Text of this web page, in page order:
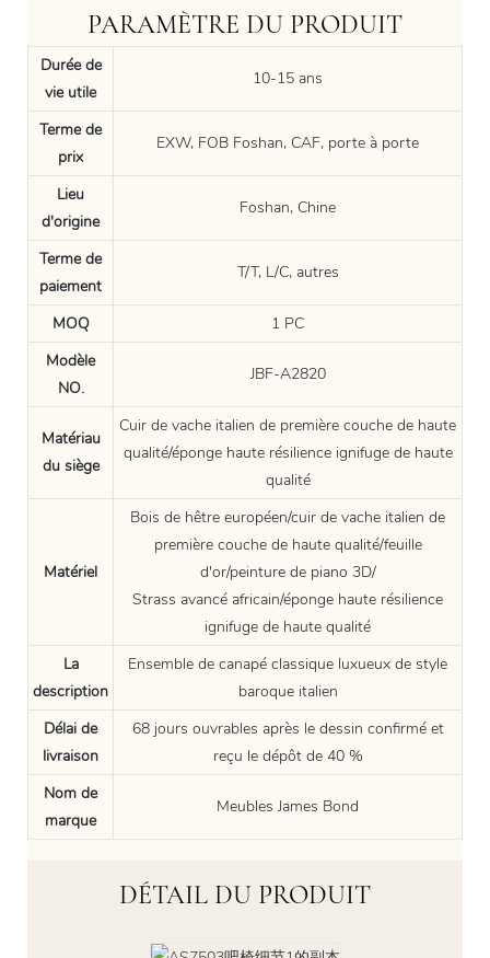
PARAMÈTRE DU PRODUIT
Durée de
vie utile
10-15 ans
Terme de
prix
EXW, FOB Foshan, CAF, porte à porte
Lieu
d'origine
Foshan, Chine
Terme de
paiement
T/T, L/C, autres
MOQ
1 PC
Modèle
NO.
JBF-A2820
Matériau
du siège
Cuir de vache italien de première couche de haute
qualité/éponge haute résilience ignifuge de haute
qualité
Matériel
Bois de hêtre européen/cuir de vache italien de
première couche de haute qualité/feuille
d'or/peinture de piano 3D/
Strass avancé africain/éponge haute résilience
ignifuge de haute qualité
La
description
Ensemble de canapé classique luxueux de style
baroque italien
Délai de
livraison
68 jours ouvrables après le dessin confirmé et
reçu le dépôt de 40 %
Nom de
marque
Meubles James Bond
DÉTAIL DU PRODUIT